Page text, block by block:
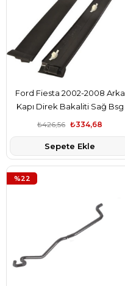
Ford Fiesta 2002-2008 Arka
Kapı Direk Bakaliti Sağ Bsg
Marka 2S61A25459AN
₺334,68
₺426,56
Sepete Ekle
%22